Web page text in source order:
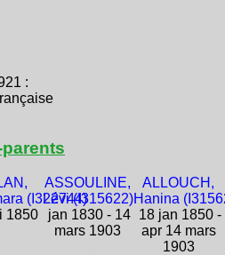
:
(I322744)
1850
ASSOULINE,
Lévi (I315622)
jan 1830 - 14
mars 1903
ALLOUCH,
Hanina
18 jan 1850 -
apr 14 mars
1903